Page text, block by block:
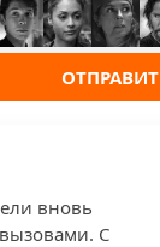
вновь
С